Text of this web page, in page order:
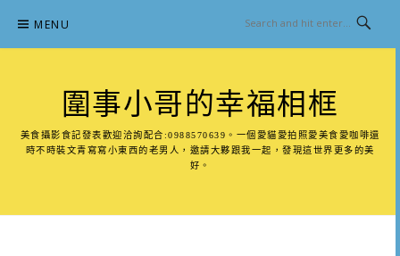
content
MENU
圍事小哥的幸福相框
美食攝影食記發表歡迎洽詢配合:0988570639。一個愛貓愛拍照愛美食愛咖啡還
時不時裝文青寫寫小東西的老男人，邀請大夥跟我一起，發現這世界更多的美
好。